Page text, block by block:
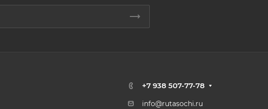
+7 938 507-77-78
info@rutasochi.ru